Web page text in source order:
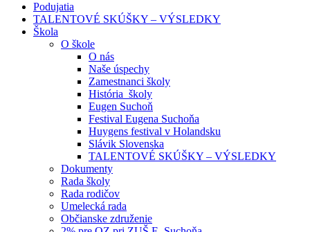
Podujatia
TALENTOVÉ SKÚŠKY – VÝSLEDKY
Škola
O škole
O nás
Naše úspechy
Zamestnanci školy
História školy
Eugen Suchoň
Festival Eugena Suchoňa
Huygens festival v Holandsku
Slávik Slovenska
TALENTOVÉ SKÚŠKY – VÝSLEDKY
Dokumenty
Rada školy
Rada rodičov
Umelecká rada
Občianske združenie